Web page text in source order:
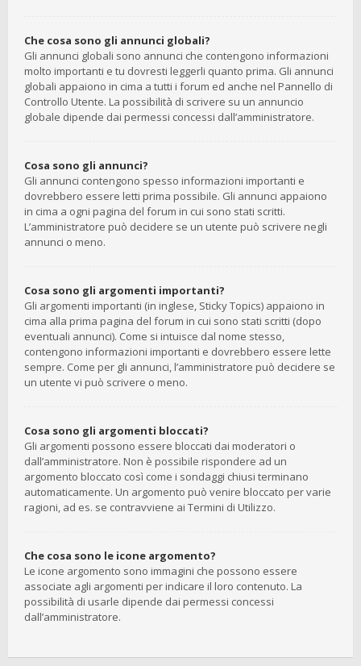
Che cosa sono gli annunci globali?
Gli annunci globali sono annunci che contengono informazioni
molto importanti e tu dovresti leggerli quanto prima. Gli annunci
globali appaiono in cima a tutti i forum ed anche nel Pannello di
Controllo Utente. La possibilità di scrivere su un annuncio
globale dipende dai permessi concessi dall’amministratore.
Cosa sono gli annunci?
Gli annunci contengono spesso informazioni importanti e
dovrebbero essere letti prima possibile. Gli annunci appaiono
in cima a ogni pagina del forum in cui sono stati scritti.
L’amministratore può decidere se un utente può scrivere negli
annunci o meno.
Cosa sono gli argomenti importanti?
Gli argomenti importanti (in inglese, Sticky Topics) appaiono in
cima alla prima pagina del forum in cui sono stati scritti (dopo
eventuali annunci). Come si intuisce dal nome stesso,
contengono informazioni importanti e dovrebbero essere lette
sempre. Come per gli annunci, l’amministratore può decidere se
un utente vi può scrivere o meno.
Cosa sono gli argomenti bloccati?
Gli argomenti possono essere bloccati dai moderatori o
dall’amministratore. Non è possibile rispondere ad un
argomento bloccato così come i sondaggi chiusi terminano
automaticamente. Un argomento può venire bloccato per varie
ragioni, ad es. se contravviene ai Termini di Utilizzo.
Che cosa sono le icone argomento?
Le icone argomento sono immagini che possono essere
associate agli argomenti per indicare il loro contenuto. La
possibilità di usarle dipende dai permessi concessi
dall’amministratore.